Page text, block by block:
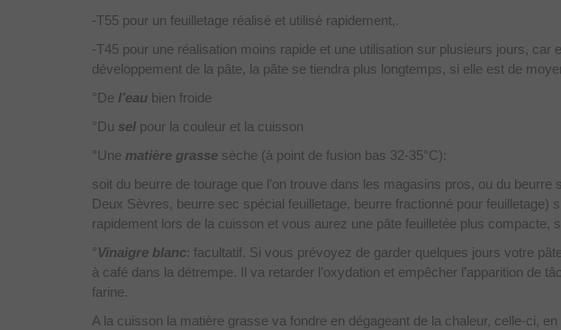
-T55 pour un feuilletage réalisé et utilisé rapidement,.
-T45 pour une réalisation moins rapide et une utilisation sur plusieurs jours, car
développement de la pâte, la pâte se tiendra plus longtemps, si elle est de
°De l’eau bien froide
°Du sel pour la couleur et la cuisson
°Une matière grasse sèche (à point de fusion bas 32-35°C):
soit du beurre de tourage que l’on trouve dans les magasins pros, ou du
Deux Sèvres, beurre sec spécial feuilletage, beurre fractionné pour feuilletage)
rapidement lors de la cuisson et vous aurez une pâte feuilletée plus compacte,
°Vinaigre blanc: facultatif. Si vous prévoyez de garder quelques jours votre
à café dans la détrempe. Il va retarder l’oxydation et empêcher l’apparition de
farine.
A la cuisson la matière grasse va fondre en dégageant de la chaleur, celle-ci,